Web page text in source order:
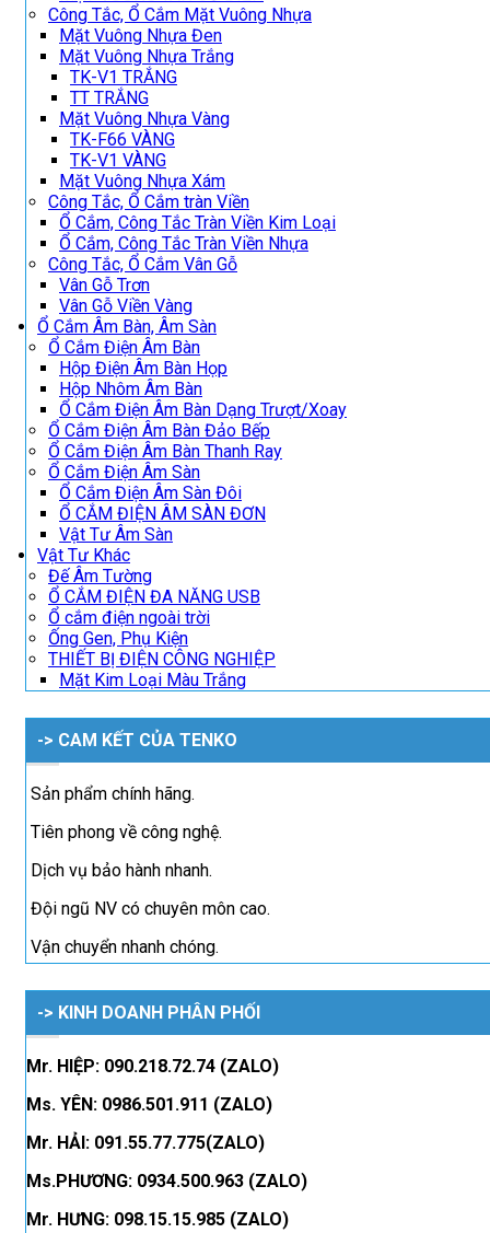
Công Tắc, Ổ Cắm Mặt Vuông Nhựa
Mặt Vuông Nhựa Đen
Mặt Vuông Nhựa Trắng
TK-V1 TRẮNG
TT TRẮNG
Mặt Vuông Nhựa Vàng
TK-F66 VÀNG
TK-V1 VÀNG
Mặt Vuông Nhựa Xám
Công Tắc, Ổ Cắm tràn Viền
Ổ Cắm, Công Tắc Tràn Viền Kim Loại
Ổ Cắm, Công Tắc Tràn Viền Nhựa
Công Tắc, Ổ Cắm Vân Gỗ
Vân Gỗ Trơn
Vân Gỗ Viền Vàng
Ổ Cắm Âm Bàn, Âm Sàn
Ổ Cắm Điện Âm Bàn
Hộp Điện Âm Bàn Họp
Hộp Nhôm Âm Bàn
Ổ Cắm Điện Âm Bàn Dạng Trượt/Xoay
Ổ Cắm Điện Âm Bàn Đảo Bếp
Ổ Cắm Điện Âm Bàn Thanh Ray
Ổ Cắm Điện Âm Sàn
Ổ Cắm Điện Âm Sàn Đôi
Ổ CẮM ĐIỆN ÂM SÀN ĐƠN
Vật Tư Âm Sàn
Vật Tư Khác
Đế Âm Tường
Ổ CẮM ĐIỆN ĐA NĂNG USB
Ổ cắm điện ngoài trời
Ống Gen, Phụ Kiện
THIẾT BỊ ĐIỆN CÔNG NGHIỆP
Mặt Kim Loại Màu Trắng
-> CAM KẾT CỦA TENKO
Sản phẩm chính hãng.
Tiên phong về công nghệ.
Dịch vụ bảo hành nhanh.
Đội ngũ NV có chuyên môn cao.
Vận chuyển nhanh chóng.
-> KINH DOANH PHÂN PHỐI
Mr. HIỆP: 090.218.72.74 (ZALO)
Ms. YÊN: 0986.501.911 (ZALO)
Mr. HẢI: 091.55.77.775(ZALO)
Ms.PHƯƠNG: 0934.500.963 (ZALO)
Mr. HƯNG: 098.15.15.985 (ZALO)